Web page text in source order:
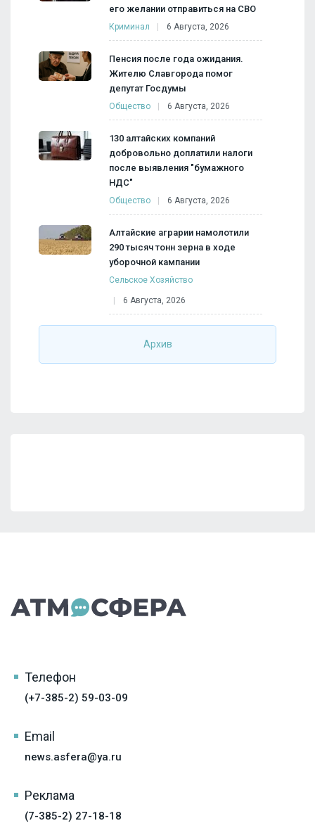
его желании отправиться на СВО
Криминал 6 Августа, 2026
Пенсия после года ожидания.
Жителю Славгорода помог
депутат Госдумы
Общество 6 Августа, 2026
130 алтайских компаний
добровольно доплатили налоги
после выявления "бумажного
НДС"
Общество 6 Августа, 2026
Алтайские аграрии намолотили
290 тысяч тонн зерна в ходе
уборочной кампании
Сельское Хозяйство
6 Августа, 2026
Архив
Телефон
(+7-385-2) 59-03-09
Email
news.asfera@ya.ru
Реклама
(7-385-2) 27-18-18